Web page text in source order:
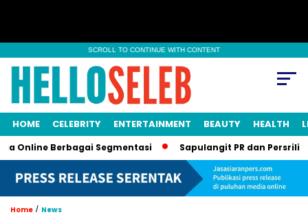
SCROLL TO CONTINUE WITH CONTENT
HOME CELEBRITY ENTERTAINMENT BEAUTY HEALTH
Berbagai Segmentasi Sapulangit PR dan Persrilis.com
Home / News